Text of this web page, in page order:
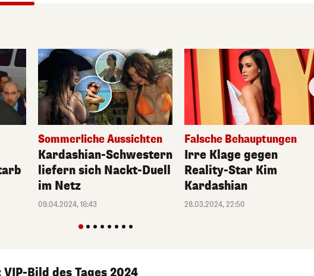
Sommerliche Aussichten
Kardashian-Schwestern
liefern sich Nackt-Duell
im Netz
09.04.2024, 16:43
Falsche Behauptungen
Irre Klage gegen
Reality-Star Kim
Kardashian
28.03.2024, 22:50
VIP-Bild des Tages 2024